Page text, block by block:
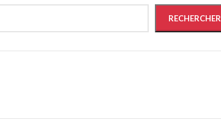
RECHERCHER